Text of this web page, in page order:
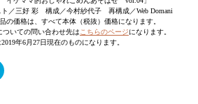
／三好 彩 構成／今村紗代子 再構成／Web Domani
の価格は、すべて本体（税抜）価格になります。
いての問い合わせ先は こちらのページになります。
年6月27日現在のものになります。